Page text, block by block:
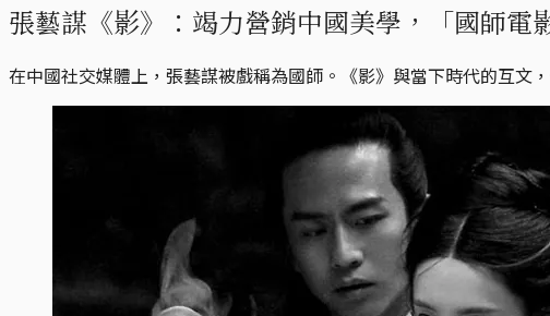
張藝謀《影》：竭力營銷中國美學，「國師電
在中國社交媒體上，張藝謀被戲稱為國師。《影》與當下時代的互文